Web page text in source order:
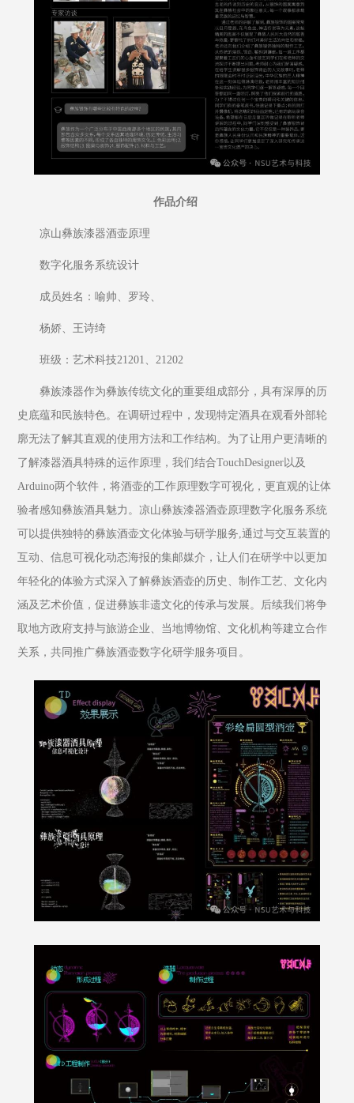
作品介绍
凉山彝族漆器酒壶原理
数字化服务系统设计
成员姓名：喻帅、罗玲、
杨娇、王诗绮
班级：艺术科技21201、21202
彝族漆器作为彝族传统文化的重要组成部分，具有深厚的历
史底蕴和民族特色。在调研过程中，发现特定酒具在观看外部轮
廓无法了解其直观的使用方法和工作结构。为了让用户更清晰的
了解漆器酒具特殊的运作原理，我们结合TouchDesigner以及
Arduino两个软件，将酒壶的工作原理数字可视化，更直观的让体
验者感知彝族酒具魅力。凉山彝族漆器酒壶原理数字化服务系统
可以提供独特的彝族酒壶文化体验与研学服务,通过与交互装置的
互动、信息可视化动态海报的集邮媒介，让人们在研学中以更加
年轻化的体验方式深入了解彝族酒壶的历史、制作工艺、文化内
涵及艺术价值，促进彝族非遗文化的传承与发展。后续我们将争
取地方政府支持与旅游企业、当地博物馆、文化机构等建立合作
关系，共同推广彝族酒壶数字化研学服务项目。